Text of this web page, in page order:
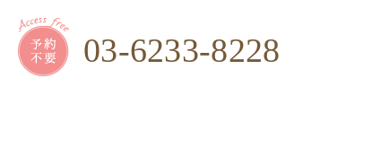
03-6233-8228